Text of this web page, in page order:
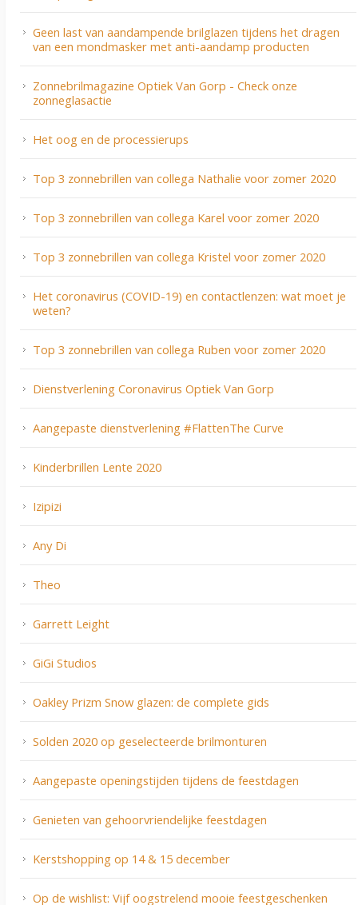
Geen last van aandampende brilglazen tijdens het dragen
van een mondmasker met anti-aandamp producten
Zonnebrilmagazine Optiek Van Gorp - Check onze
zonneglasactie
Het oog en de processierups
Top 3 zonnebrillen van collega Nathalie voor zomer 2020
Top 3 zonnebrillen van collega Karel voor zomer 2020
Top 3 zonnebrillen van collega Kristel voor zomer 2020
Het coronavirus (COVID-19) en contactlenzen: wat moet je
weten?
Top 3 zonnebrillen van collega Ruben voor zomer 2020
Dienstverlening Coronavirus Optiek Van Gorp
Aangepaste dienstverlening #FlattenThe Curve
Kinderbrillen Lente 2020
Izipizi
Any Di
Theo
Garrett Leight
GiGi Studios
Oakley Prizm Snow glazen: de complete gids
Solden 2020 op geselecteerde brilmonturen
Aangepaste openingstijden tijdens de feestdagen
Genieten van gehoorvriendelijke feestdagen
Kerstshopping op 14 & 15 december
Op de wishlist: Vijf oogstrelend mooie feestgeschenken